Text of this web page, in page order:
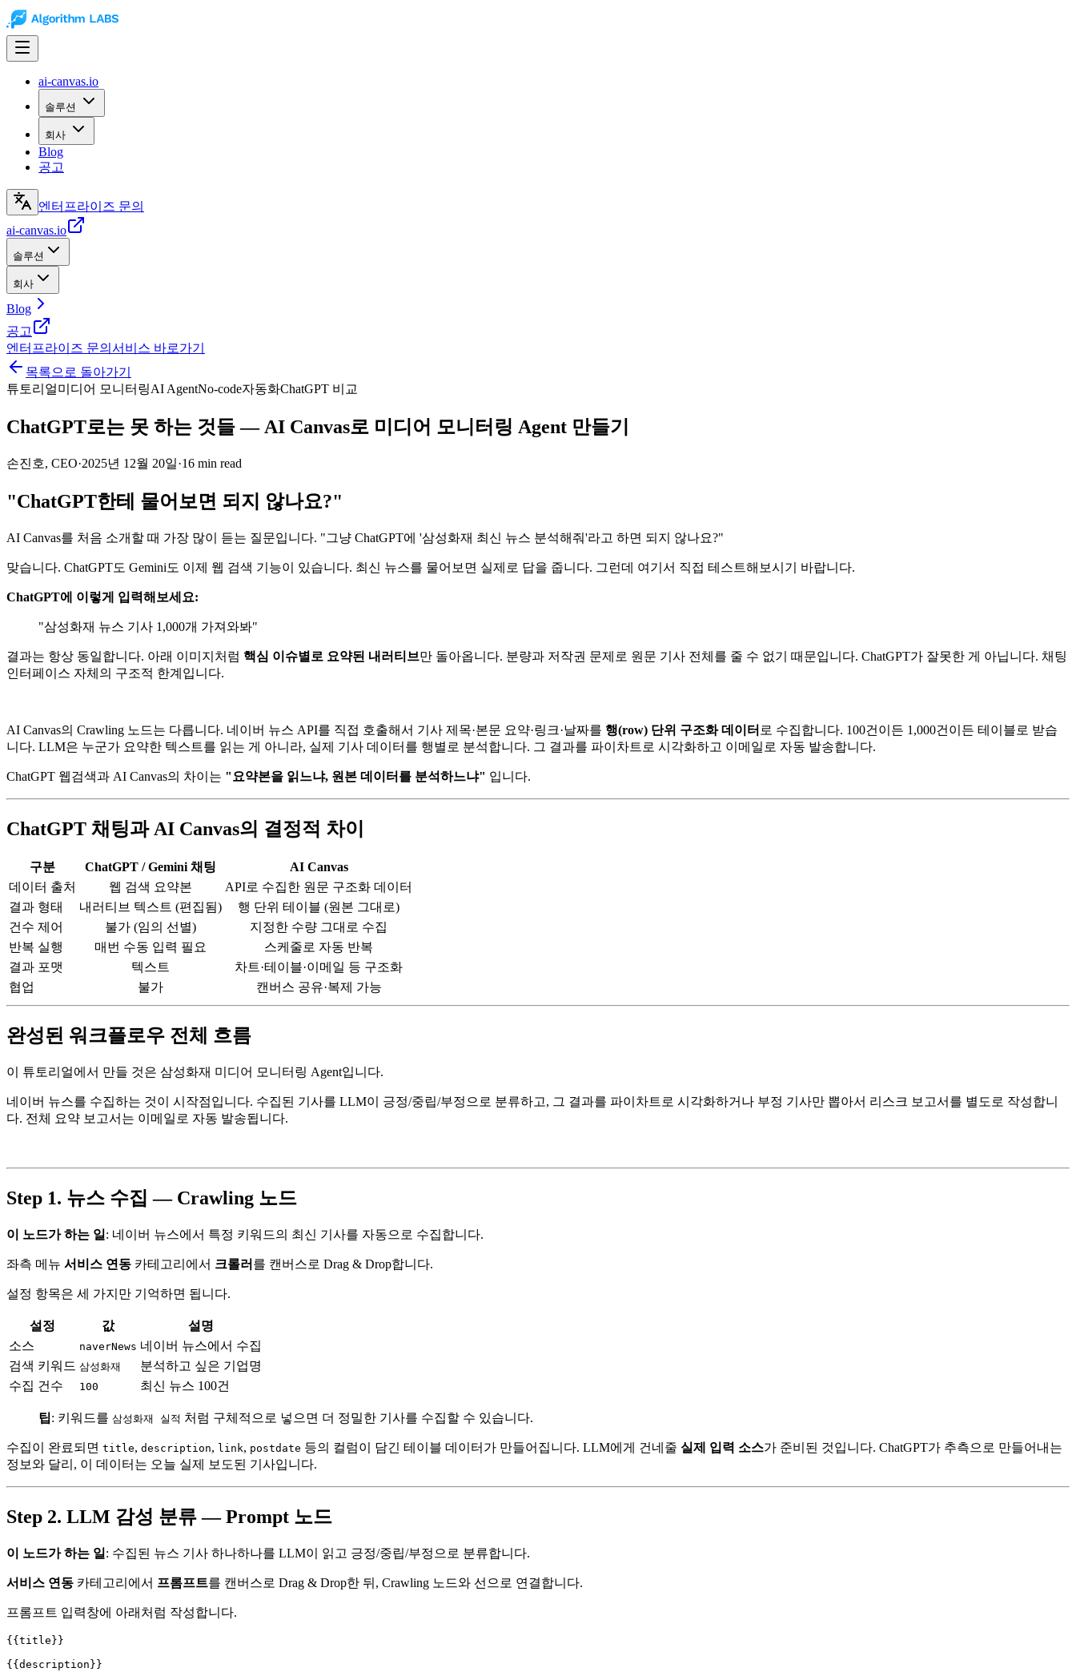
ai-canvas.io
솔루션
회사
Blog
공고
엔터프라이즈 문의
ai-canvas.io
솔루션
회사
Blog
공고
엔터프라이즈 문의 서비스 바로가기
목록으로 돌아가기
튜토리얼미디어 모니터링AI AgentNo-code자동화ChatGPT 비교
ChatGPT로는 못 하는 것들 — AI Canvas로 미디어 모니터링 Agent 만들기
손진호, CEO·2025년 12월 20일·16 min read
"ChatGPT한테 물어보면 되지 않나요?"
AI Canvas를 처음 소개할 때 가장 많이 듣는 질문입니다. "그냥 ChatGPT에 '삼성화재 최신 뉴스 분석해줘'라고 하면 되지 않나요?"
맞습니다. ChatGPT도 Gemini도 이제 웹 검색 기능이 있습니다. 최신 뉴스를 물어보면 실제로 답을 줍니다. 그런데 여기서 직접 테스트해보시기 바랍니다.
ChatGPT에 이렇게 입력해보세요:
"삼성화재 뉴스 기사 1,000개 가져와봐"
결과는 항상 동일합니다. 아래 이미지처럼 핵심 이슈별로 요약된 내러티브만 돌아옵니다. 분량과 저작권 문제로 원문 기사 전체를 줄 수 없기 때문입니다. ChatGPT가 잘못한 게 아닙니다. 채팅
인터페이스 자체의 구조적 한계입니다.
AI Canvas의 Crawling 노드는 다릅니다. 네이버 뉴스 API를 직접 호출해서 기사 제목·본문 요약·링크·날짜를 행(row) 단위 구조화 데이터 로 수집합니다. 100건이든 1,000건이든 테이블로 받습
니다. LLM은 누군가 요약한 텍스트를 읽는 게 아니라, 실제 기사 데이터를 행별로 분석합니다. 그 결과를 파이차트로 시각화하고 이메일로 자동 발송합니다.
ChatGPT 웹검색과 AI Canvas의 차이는 "요약본을 읽느냐, 원본 데이터를 분석하느냐" 입니다.
ChatGPT 채팅과 AI Canvas의 결정적 차이
구분 ChatGPT / Gemini 채팅
AI Canvas
데이터 출처
웹 검색 요약본
API로 수집한 원문 구조화 데이터
결과 형태
내러티브 텍스트 (편집됨)
행 단위 테이블 (원본 그대로)
건수 제어
불가 (임의 선별)
지정한 수량 그대로 수집
반복 실행
매번 수동 입력 필요
스케줄로 자동 반복
결과 포맷
텍스트
차트·테이블·이메일 등 구조화
협업
불가 캔버스 공유·복제 가능
완성된 워크플로우 전체 흐름
이 튜토리얼에서 만들 것은 삼성화재 미디어 모니터링 Agent입니다.
네이버 뉴스를 수집하는 것이 시작점입니다. 수집된 기사를 LLM이 긍정/중립/부정으로 분류하고, 그 결과를 파이차트로 시각화하거나 부정 기사만 뽑아서 리스크 보고서를 별도로 작성합니
다. 전체 요약 보고서는 이메일로 자동 발송됩니다.
Step 1. 뉴스 수집 — Crawling 노드
이 노드가 하는 일 : 네이버 뉴스에서 특정 키워드의 최신 기사를 자동으로 수집합니다.
좌측 메뉴 서비스 연동 카테고리에서 크롤러 를 캔버스로 Drag & Drop합니다.
설정 항목은 세 가지만 기억하면 됩니다.
설정 값
설명
소스
naverNews 네이버 뉴스에서 수집
검색 키워드 삼성화재
분석하고 싶은 기업명
수집 건수
100 최신 뉴스 100건
팁: 키워드를 삼성화재 실적 처럼 구체적으로 넣으면 더 정밀한 기사를 수집할 수 있습니다.
수집이 완료되면 title, description, link, postdate 등의 컬럼이 담긴 테이블 데이터가 만들어집니다. LLM에게 건네줄 실제 입력 소스가 준비된 것입니다. ChatGPT가 추측으로 만들어내는
정보와 달리, 이 데이터는 오늘 실제 보도된 기사입니다.
Step 2. LLM 감성 분류 — Prompt 노드
이 노드가 하는 일 : 수집된 뉴스 기사 하나하나를 LLM이 읽고 긍정/중립/부정으로 분류합니다.
서비스 연동 카테고리에서 프롬프트를 캔버스로 Drag & Drop한 뒤, Crawling 노드와 선으로 연결합니다.
프롬프트 입력창에 아래처럼 작성합니다.
{{title}}
{{description}}